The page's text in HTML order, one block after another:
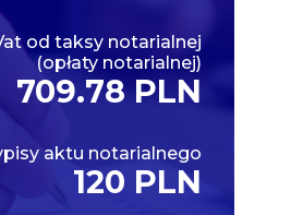
od taksy notarialnej
(opłaty notarialnej)
709.78 PLN
aktu notarialnego
120 PLN